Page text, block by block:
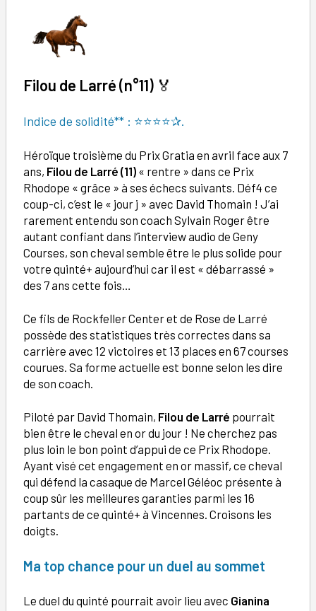
Filou de Larré (n°11) 🏅
Indice de solidité** : ⭐⭐⭐⭐✰.
Héroïque troisième du Prix Gratia en avril face aux 7
ans, Filou de Larré (11) « rentre » dans ce Prix
Rhodope « grâce » à ses échecs suivants. Déf4 ce
coup-ci, c’est le « jour j » avec David Thomain ! J’ai
rarement entendu son coach Sylvain Roger être
autant confiant dans l’interview audio de Geny
Courses, son cheval semble être le plus solide pour
votre quinté+ aujourd’hui car il est « débarrassé »
des 7 ans cette fois…
Ce fils de Rockfeller Center et de Rose de Larré
possède des statistiques très correctes dans sa
carrière avec 12 victoires et 13 places en 67 courses
courues. Sa forme actuelle est bonne selon les dire
de son coach.
Piloté par David Thomain, Filou de Larré pourrait
bien être le cheval en or du jour ! Ne cherchez pas
plus loin le bon point d’appui de ce Prix Rhodope.
Ayant visé cet engagement en or massif, ce cheval
qui défend la casaque de Marcel Géléoc présente à
coup sûr les meilleures garanties parmi les 16
partants de ce quinté+ à Vincennes. Croisons les
doigts.
Ma top chance pour un duel au sommet
Le duel du quinté pourrait avoir lieu avec Gianina